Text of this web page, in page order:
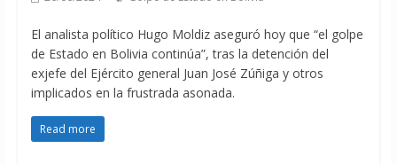
El analista político Hugo Moldiz aseguró hoy que “el golpe
de Estado en Bolivia continúa”, tras la detención del
exjefe del Ejército general Juan José Zúñiga y otros
implicados en la frustrada asonada.
Read more